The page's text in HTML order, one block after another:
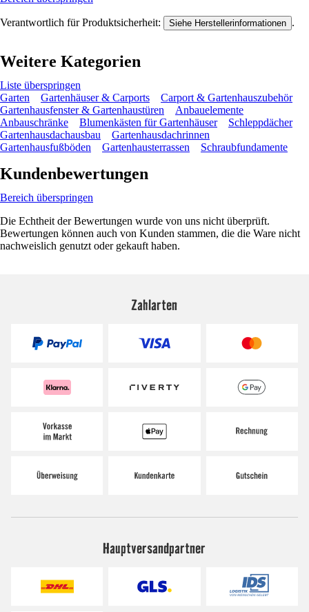
Verantwortlich für Produktsicherheit: Siehe Herstellerinformationen .
Weitere Kategorien
Liste überspringen
Garten
Gartenhäuser & Carports
Carport & Gartenhauszubehör
Gartenhausfenster & Gartenhaustüren
Anbauelemente
Anbauschränke
Blumenkästen für Gartenhäuser
Schleppdächer
Gartenhausdachausbau
Gartenhausdachrinnen
Gartenhausfußböden
Gartenhausterrassen Schraubfundamente
Kundenbewertungen
Bereich überspringen
Die Echtheit der Bewertungen wurde von uns nicht überprüft.
Bewertungen können auch von Kunden stammen, die die Ware nicht
nachweislich genutzt oder gekauft haben.
Zahlarten
Hauptversandpartner